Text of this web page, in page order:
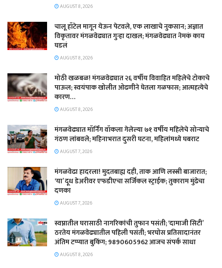
AUGUST 8, 2026
चालू हॉटेल मागून येऊन पेटवले, एक लाखाचे नुकसान; अज्ञात
विकृतावर मंगळवेढ्यात गुन्हा दाखल; मंगळवेढ्यात नेमकं काय
घडलं
AUGUST 8, 2026
मोठी खळबळ! मंगळवेढ्यात २६ वर्षीय विवाहित महिलेचे टोकाचे
पाऊल; स्वयंपाक खोलीत ओढणीने घेतला गळफास; आत्महत्येचे
कारण…
AUGUST 8, 2026
मंगळवेढ्यात मॉर्निंग वॉकला गेलेल्या ७१ वर्षीय महिलेचे सोन्याचे
गंठण लांबवले; महिनाभरात दुसरी घटना, महिलांमध्ये घबराट
AUGUST 7, 2026
​मंगळवेढा हादरला! मुदतबाह्य दही, ताक आणि लस्सी बाजारात;
‘या’ दूध डेअरीवर एफडीएचा सर्जिकल स्ट्राईक; ​तुकाराम मुंढेचा
दणका
AUGUST 7, 2026
स्वप्नातील घरासाठी नागरिकांची तुफान पसंती; ‘दामाजी सिटी’
ठरतेय मंगळवेढ्यातील पहिली पसंती; भरघोस प्रतिसादानंतर
अंतिम टप्प्यात बुकिंग; 9890605962 आजच संपर्क साधा
AUGUST 8, 2026